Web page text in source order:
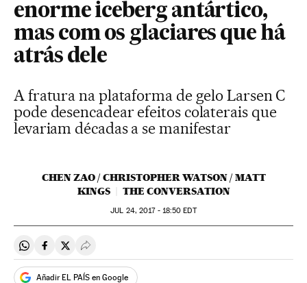
enorme iceberg antártico,
mas com os glaciares que há
atrás dele
A fratura na plataforma de gelo Larsen C
pode desencadear efeitos colaterais que
levariam décadas a se manifestar
CHEN ZAO / CHRISTOPHER WATSON / MATT
KINGS
THE CONVERSATION
JUL 24, 2017 - 18:50 EDT
Compartir en Whatsapp
Compartir en Facebook
Compartir en Twitter
Desplegar Redes Sociales
Añadir EL PAÍS en Google